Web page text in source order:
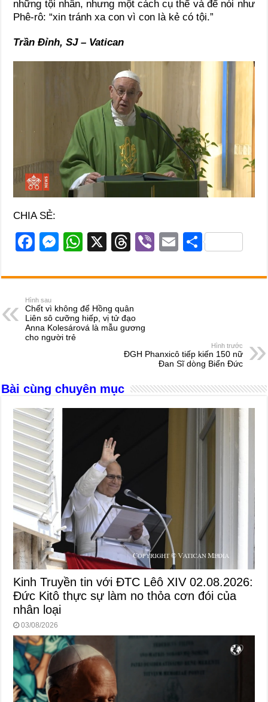
những tội nhân, nhưng một cách cụ thể và để nói như
Phê-rô: “xin tránh xa con vì con là kẻ có tội.”
Trần Đỉnh, SJ – Vatican
CHIA SẺ:
F
c
e
b
o
M
ss
n
g
W
at
s
A
p
X
T
e
d
s
Vi
er
E
ail
S
ar
Hình sau
Chết vì không để Hồng quân
Liên sô cưỡng hiếp, vị tử đạo
Anna Kolesárová là mẫu gương
cho người trẻ
Hình trước
ĐGH Phanxicô tiếp kiến 150 nữ
Đan Sĩ dòng Biển Đức
Bài cùng chuyên mục
Kinh Truyền tin với ĐTC Lêô XIV 02.08.2026:
Đức Kitô thực sự làm no thỏa cơn đói của
nhân loại
03/08/2026